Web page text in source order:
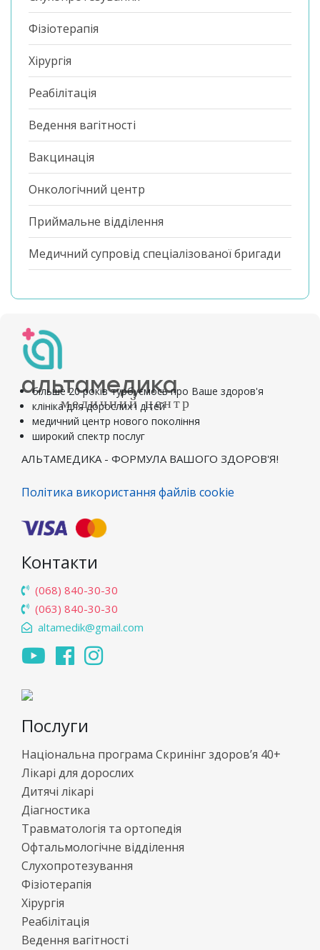
Фізіотерапія
Хірургія
Реабілітація
Ведення вагітності
Вакцинація
Онкологічний центр
Приймальне відділення
Медичний супровід спеціалізованої бригади
альтамедика
медичний центр
більше 20 років турбуємось про Ваше здоров'я
клініка для дорослих і дітей
медичний центр нового покоління
широкий спектр послуг
АЛЬТАМЕДИКА - ФОРМУЛА ВАШОГО ЗДОРОВ'Я!
Політика використання файлів cookie
Контакти
(068) 840-30-30
(063) 840-30-30
altamedik@gmail.com
Послуги
Національна програма Скринінг здоров’я 40+
Лікарі для дорослих
Дитячі лікарі
Діагностика
Травматологія та ортопедія
Офтальмологічне відділення
Слухопротезування
Фізіотерапія
Хірургія
Реабілітація
Ведення вагітності